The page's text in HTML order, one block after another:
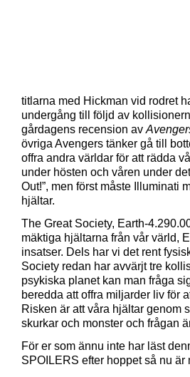
titlarna med Hickman vid rodret
undergång till följd av
gårdagens recension av
övriga Avengers tänker gå till
offra andra världar för att rädda
under hösten och våren under
Out!”, men först måste Illuminati
hjältar.
The Great Society, Earth-
mäktiga hjältarna från vår värld,
insatser. Dels har vi det rent
Society redan har avvärjt tre
psykiska planet kan man fråga
beredda att offra miljarder liv för
Risken är att våra hjältar genom
skurkar och monster och frågan
För er som ännu inte har läst
SPOILERS efter hoppet så nu är